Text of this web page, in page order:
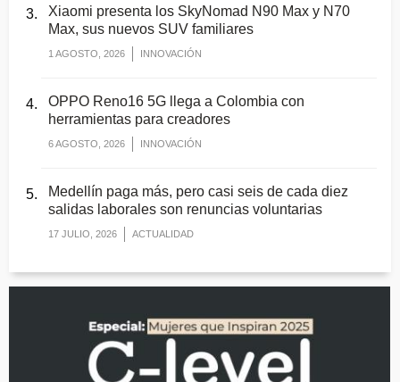
Xiaomi presenta los SkyNomad N90 Max y N70
Max, sus nuevos SUV familiares
1 AGOSTO, 2026 INNOVACIÓN
OPPO Reno16 5G llega a Colombia con
herramientas para creadores
6 AGOSTO, 2026 INNOVACIÓN
Medellín paga más, pero casi seis de cada diez
salidas laborales son renuncias voluntarias
17 JULIO, 2026 ACTUALIDAD